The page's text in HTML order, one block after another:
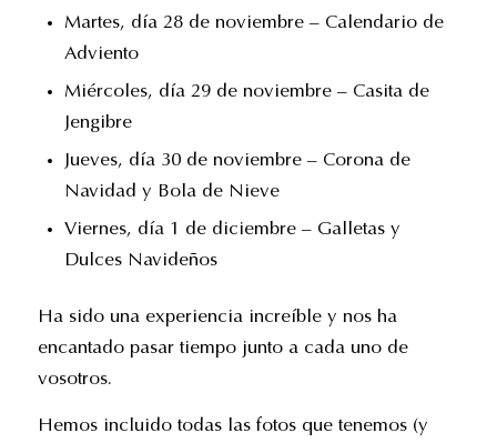
Martes, día 28 de noviembre – Calendario de
Adviento
Miércoles, día 29 de noviembre – Casita de
Jengibre
Jueves, día 30 de noviembre – Corona de
Navidad y Bola de Nieve
Viernes, día 1 de diciembre – Galletas y
Dulces Navideños
Ha sido una experiencia increíble y nos ha
encantado pasar tiempo junto a cada uno de
vosotros.
Hemos incluido todas las fotos que tenemos (y